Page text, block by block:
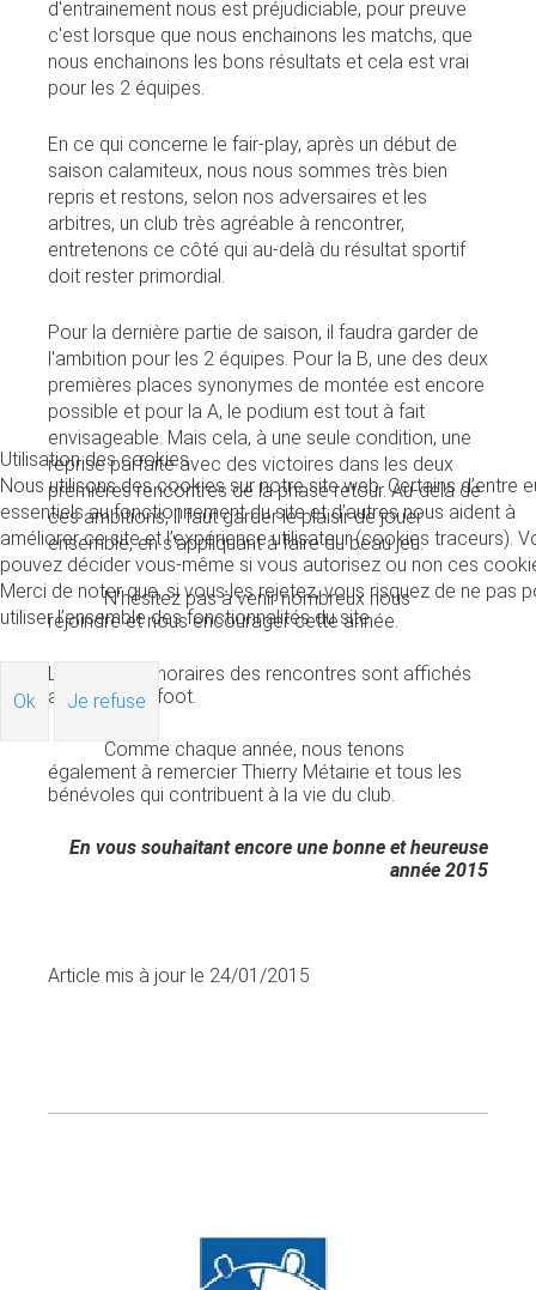
d'entrainement nous est préjudiciable, pour preuve
c'est lorsque que nous enchainons les matchs, que
nous enchainons les bons résultats et cela est vrai
pour les 2 équipes.
En ce qui concerne le fair-play, après un début de
saison calamiteux, nous nous sommes très bien
repris et restons, selon nos adversaires et les
arbitres, un club très agréable à rencontrer,
entretenons ce côté qui au-delà du résultat sportif
doit rester primordial.
Pour la dernière partie de saison, il faudra garder de
l'ambition pour les 2 équipes. Pour la B, une des deux
premières places synonymes de montée est encore
possible et pour la A, le podium est tout à fait
envisageable. Mais cela, à une seule condition, une
reprise parfaite avec des victoires dans les deux
premières rencontres de la phase retour. Au-delà de
ces ambitions, il faut garder le plaisir de jouer
ensemble, en s'appliquant à faire du beau jeu.
N'hésitez pas à venir nombreux nous
rejoindre et nous encourager cette année.
Les dates et horaires des rencontres sont affichés
au terrain de foot.
Comme chaque année, nous tenons
également à remercier Thierry Métairie et tous les
bénévoles qui contribuent à la vie du club.
En vous souhaitant encore une bonne et heureuse
année 2015
Article mis à jour le 24/01/2015
Utilisation des cookies
Nous utilisons des cookies sur notre site web. Certains d’entre
essentiels au fonctionnement du site et d’autres nous aident à
améliorer ce site et l’expérience utilisateur (cookies traceurs).
pouvez décider vous-même si vous autorisez ou non ces
Merci de noter que, si vous les rejetez, vous risquez de ne pas
utiliser l’ensemble des fonctionnalités du site.
Ok Je refuse